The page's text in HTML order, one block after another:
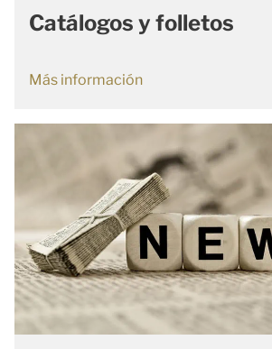
Catálogos y folletos
Más información